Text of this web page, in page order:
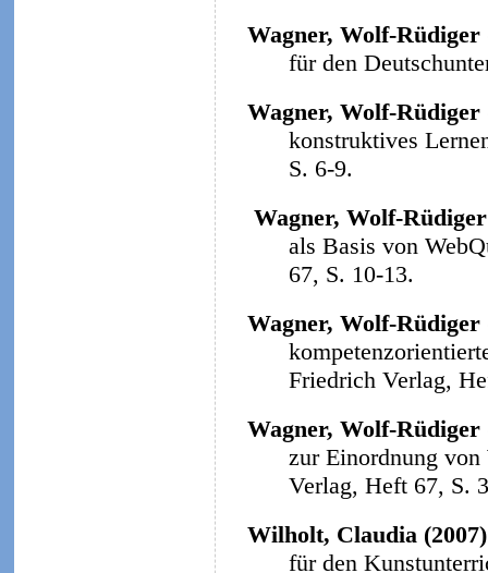
Wagner, Wolf-
für den
Wagner, Wolf-Rüdiger
konstruktives
S. 6-9.
Wagner, Wolf-
als Basis von
67, S. 10-13.
Wagner, Wolf-
Friedrich Verlag,
Wagner, Wolf-
zur Einordnung
Verlag, Heft 67, S.
Wilholt, Claudia
für den